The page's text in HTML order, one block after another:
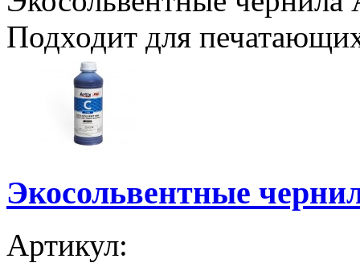
Подходит для
Экосольвентные
Артикул: